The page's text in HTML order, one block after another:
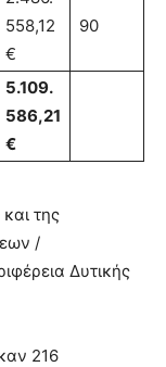
558,12
€
90
5.109.
586,21
€
της
/
Δυτικής
216